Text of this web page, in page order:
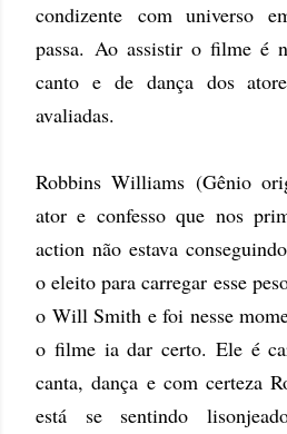
condizente com universo
passa. Ao assistir o filme é
canto e de dança dos
avaliadas.
Robbins Williams (Gênio
ator e confesso que nos
action não estava
o eleito para carregar esse
o Will Smith e foi nesse
o filme ia dar certo. Ele é
canta, dança e com certeza
está se sentindo